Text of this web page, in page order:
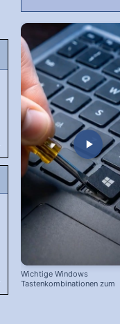
Wichtige Windows
Tastenkombinationen zum